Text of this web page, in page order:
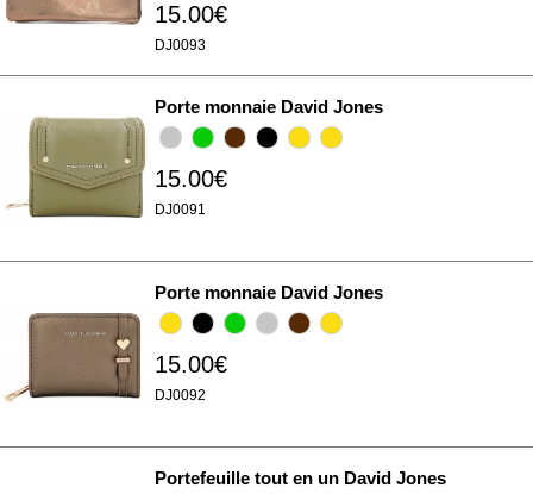
15.00€
DJ0093
Porte monnaie David Jones
15.00€
DJ0091
Porte monnaie David Jones
15.00€
DJ0092
Portefeuille tout en un David Jones